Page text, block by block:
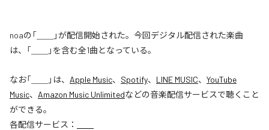
noaの「＿＿」が配信開始された。今回デジタル配信された楽曲
は、「＿＿」を含む全1曲となっている。
なお「 」は、 Apple Music、 Spotify、 LINE MUSIC、 YouTube
Music、 Amazon Music Unlimitedなどの音楽配信サービスで聴くこと
ができる。
各配信サービス：